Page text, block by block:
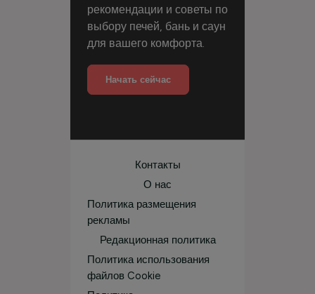
рекомендации и советы по
выбору печей, бань и саун
для вашего комфорта.
Начать сейчас
Контакты
О нас
Политика размещения
рекламы
Редакционная политика
Политика использования
файлов Cookie